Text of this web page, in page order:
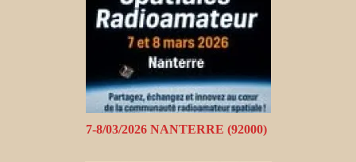
7-8/03/2026 NANTERRE (92000)